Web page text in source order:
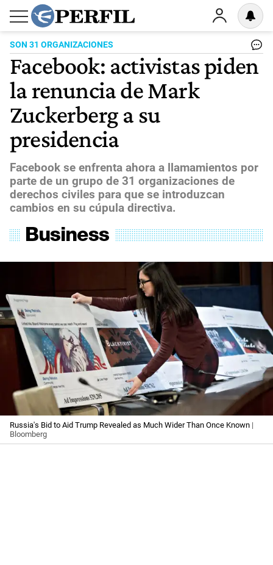
SON 31 ORGANIZACIONES
Facebook: activistas piden
la renuncia de Mark
Zuckerberg a su
presidencia
Facebook se enfrenta ahora a llamamientos por
parte de un grupo de 31 organizaciones de
derechos civiles para que se introduzcan
cambios en su cúpula directiva.
Russia's Bid to Aid Trump Revealed as Much Wider Than Once Known |
Bloomberg